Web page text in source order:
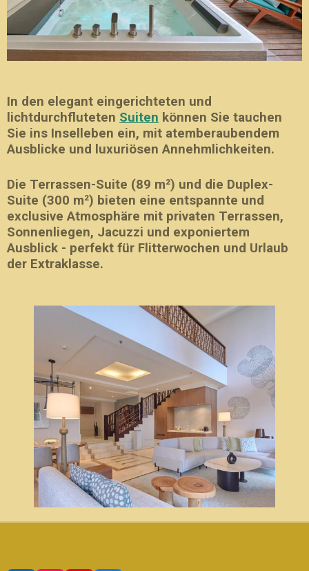
In den elegant eingerichteten und
lichtdurchfluteten Suiten können Sie tauchen
Sie ins Inselleben ein, mit atemberaubendem
Ausblicke und luxuriösen Annehmlichkeiten.
Die Terrassen-Suite (89 m²) und die Duplex-
Suite (300 m²) bieten eine entspannte und
exclusive Atmosphäre mit privaten Terrassen,
Sonnenliegen, Jacuzzi und exponiertem
Ausblick - perfekt für Flitterwochen und Urlaub
der Extraklasse.